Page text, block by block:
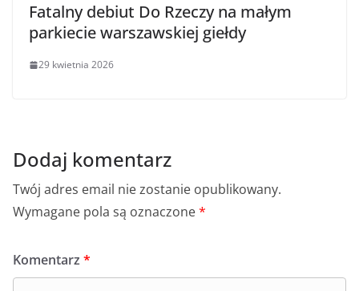
Fatalny debiut Do Rzeczy na małym
parkiecie warszawskiej giełdy
29 kwietnia 2026
Dodaj komentarz
Twój adres email nie zostanie opublikowany.
Wymagane pola są oznaczone*
Komentarz *